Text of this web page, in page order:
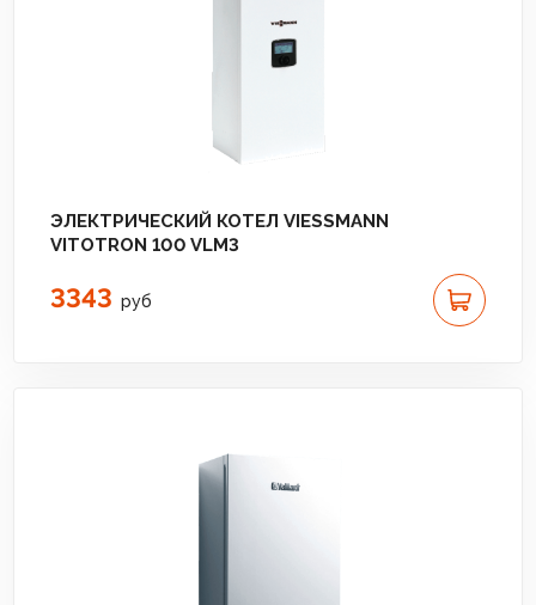
ЭЛЕКТРИЧЕСКИЙ КОТЕЛ VIESSMANN
VITOTRON 100 VLM3
3343 руб